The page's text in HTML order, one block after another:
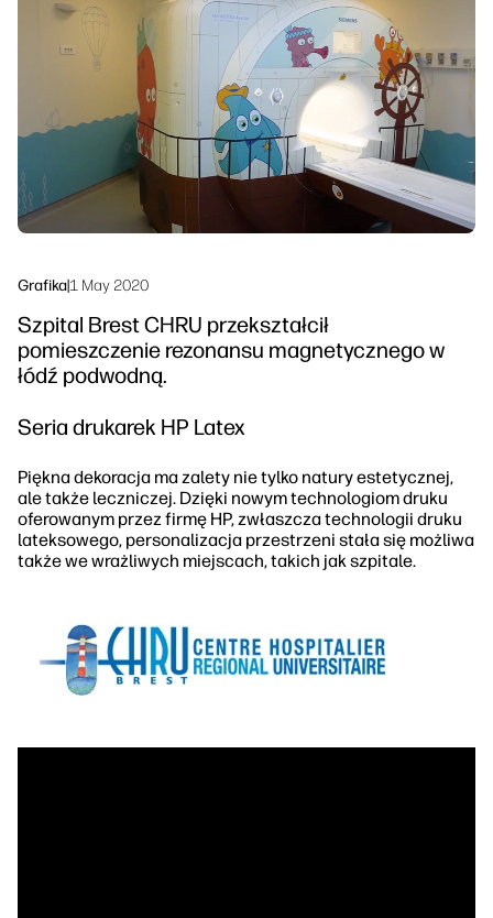
Skontaktuj się z ekspertem PrintOS
linkedInfacebook
twitteryoutube
Rozwiązania workflow
Zrównoważony rozwój
Grafika|1 May 2020
Szpital Brest CHRU przekształcił
pomieszczenie rezonansu magnetycznego w
łódź podwodną.
Seria drukarek HP Latex
Piękna dekoracja ma zalety nie tylko natury estetycznej,
ale także leczniczej. Dzięki nowym technologiom druku
oferowanym przez firmę HP, zwłaszcza technologii druku
lateksowego, personalizacja przestrzeni stała się możliwa
także we wrażliwych miejscach, takich jak szpitale.